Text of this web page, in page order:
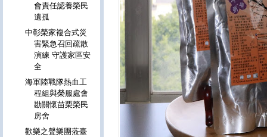
會責任認養榮民
遺孤
中彰榮家複合式災
害緊急召回疏散
演練 守護家區安
全
海軍陸戰隊熱血工
程組與榮服處會
勘關懷苗栗榮民
房舍
歡樂之聲樂團蒞臺